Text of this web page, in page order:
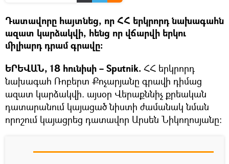
Դատավորը հայտնեց, որ ՀՀ երկրորդ նախագահն
ազատ կարձակվի, հենց որ վճարվի երկու
միլիարդ դրամ գրավը։
ԵՐԵՎԱՆ, 18 հունիսի – Sputnik. ՀՀ երկրորդ
նախագահ Ռոբերտ Քոչարյանը գրավի դիմաց
ազատ կարձակվի. այսօր Վերաքննիչ քրեական
դատարանում կայացած նիստի ժամանակ նման
որոշում կայացրեց դատավոր Արսեն Նիկողոսյանը։